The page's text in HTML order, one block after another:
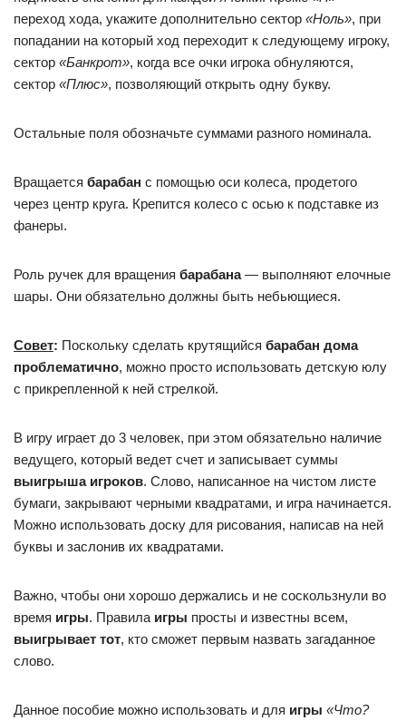
переход хода, укажите дополнительно сектор «Ноль», при
попадании на который ход переходит к следующему игроку,
сектор «Банкрот», когда все очки игрока обнуляются,
сектор «Плюс», позволяющий открыть одну букву.
Остальные поля обозначьте суммами разного номинала.
Вращается барабан с помощью оси колеса, продетого
через центр круга. Крепится колесо с осью к подставке из
фанеры.
Роль ручек для вращения барабана— выполняют елочные
шары. Они обязательно должны быть небьющиеся.
Совет: Поскольку сделать крутящийся барабан дома
проблематично, можно просто использовать детскую юлу
с прикрепленной к ней стрелкой.
В игру играет до 3 человек, при этом обязательно наличие
ведущего, который ведет счет и записывает суммы
выигрыша игроков. Слово, написанное на чистом листе
бумаги, закрывают черными квадратами, и игра начинается.
Можно использовать доску для рисования, написав на ней
буквы и заслонив их квадратами.
Важно, чтобы они хорошо держались и не соскользнули во
время игры. Правила игры просты и известны всем,
выигрывает тот, кто сможет первым назвать загаданное
слово.
Данное пособие можно использовать и для игры «Что?